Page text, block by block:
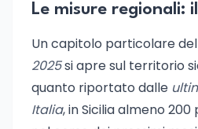
Le misure regionali:
Un capitolo particolare
2025si apre sul territorio
quanto riportato dalle
Italia, in Sicilia almeno